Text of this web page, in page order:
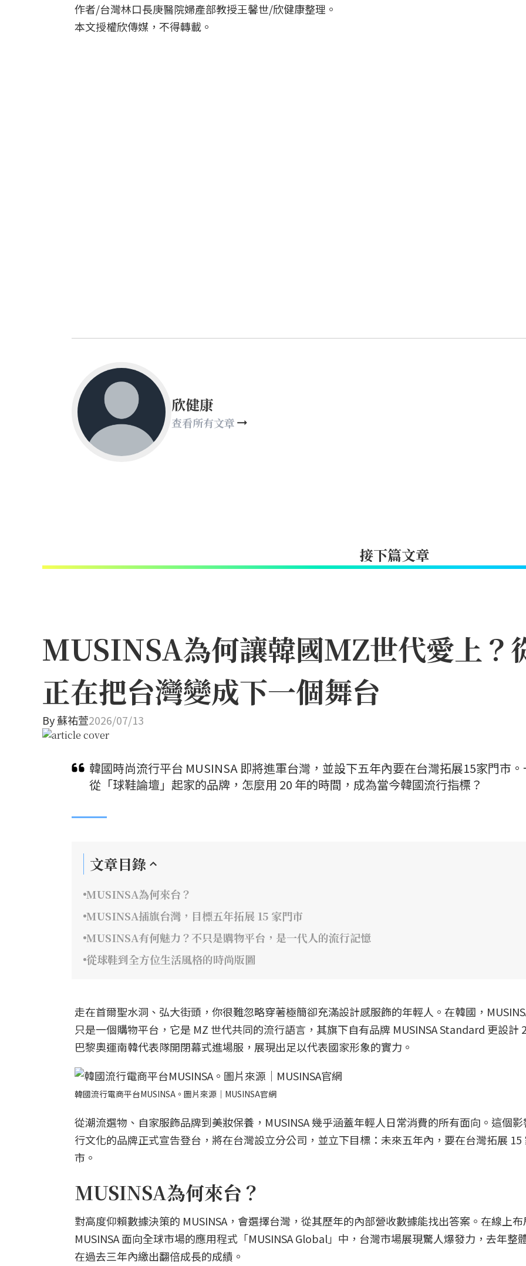
作者/台灣林口長庚醫院婦產部教授王馨世/欣健康整理。
本文授權欣傳媒，不得轉載。
欣健康
查看所有文章
接下篇文章
MUSINSA為何讓韓國MZ世代愛上？
正在把台灣變成下一個舞台
By蘇祐萱2026/07/13
韓國時尚流行平台 MUSINSA 即將進軍台灣，並設下五年內要在台灣拓展15家門市
從「球鞋論壇」起家的品牌，怎麼用 20 年的時間，成為當今韓國流行指標？
文章目錄
MUSINSA為何來台？
MUSINSA插旗台灣，目標五年拓展 15 家門市
MUSINSA有何魅力？不只是購物平台，是一代人的流行記憶
從球鞋到全方位生活風格的時尚版圖
走在首爾聖水洞、弘大街頭，你很難忽略穿著極簡卻充滿設計感服飾的年輕人。在韓國，
只是一個購物平台，它是 MZ 世代共同的流行語言，其旗下自有品牌 MUSINSA Standard 更設計
巴黎奧運南韓代表隊開閉幕式進場服，展現出足以代表國家形象的實力。
韓國流行電商平台MUSINSA。圖片來源｜MUSINSA官網
從潮流選物、自家服飾品牌到美妝保養，MUSINSA 幾乎涵蓋年輕人日常消費的所有面向。這個
行文化的品牌正式宣告登台，將在台灣設立分公司，並立下目標：未來五年內，要在台灣拓展 15
市。
MUSINSA為何來台？
對高度仰賴數據決策的 MUSINSA，會選擇台灣，從其歷年的內部營收數據能找出答案。在線上
MUSINSA 面向全球市場的應用程式「MUSINSA Global」中，台灣市場展現驚人爆發力，去年整
在過去三年內繳出翻倍成長的成績。